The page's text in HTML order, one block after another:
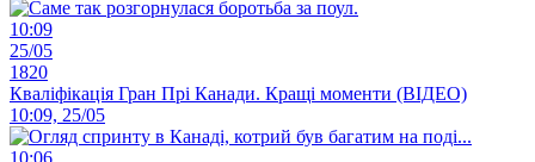
10:09
25/05
1820
Кваліфікація Гран Прі Канади. Кращі моменти (ВІДЕО)
10:09, 25/05
10:06